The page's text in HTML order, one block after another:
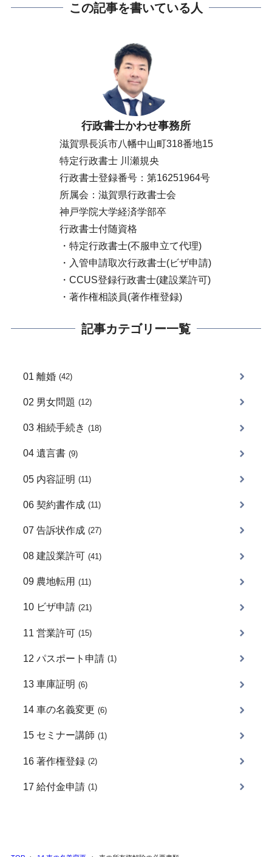
この記事を書いている人
行政書士かわせ事務所
滋賀県長浜市八幡中山町318番地15
特定行政書士 川瀬規央
行政書士登録番号：第16251964号
所属会：滋賀県行政書士会
神戸学院大学経済学部卒
行政書士付随資格
・特定行政書士(不服申立て代理)
・入管申請取次行政書士(ビザ申請)
・CCUS登録行政書士(建設業許可)
・著作権相談員(著作権登録)
記事カテゴリー一覧
01 離婚 (42)
02 男女問題 (12)
03 相続手続き (18)
04 遺言書 (9)
05 内容証明 (11)
06 契約書作成 (11)
07 告訴状作成 (27)
08 建設業許可 (41)
09 農地転用 (11)
10 ビザ申請 (21)
11 営業許可 (15)
12 パスポート申請 (1)
13 車庫証明 (6)
14 車の名義変更 (6)
15 セミナー講師 (1)
16 著作権登録 (2)
17 給付金申請 (1)